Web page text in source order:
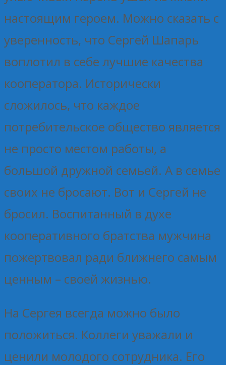
настоящим героем. Можно сказать с
уверенность, что Сергей Шапарь
воплотил в себе лучшие качества
кооператора. Исторически
сложилось, что каждое
потребительское общество является
не просто местом работы, а
большой дружной семьей. А в семье
своих не бросают. Вот и Сергей не
бросил. Воспитанный в духе
кооперативного братства мужчина
пожертвовал ради ближнего самым
ценным – своей жизнью.
На Сергея всегда можно было
положиться. Коллеги уважали и
ценили молодого сотрудника. Его